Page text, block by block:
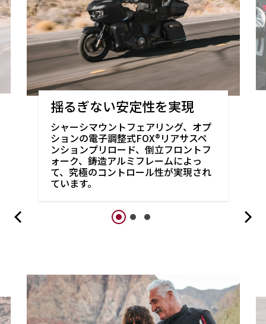
揺るぎない安定性を実現
シャーシマウントフェアリング、オプ
ションの電子調整式FOX®リアサスペ
ンションプリロード、倒立フロントフ
ォーク、鋳造アルミフレームによっ
て、究極のコントロール性が実現され
ています。